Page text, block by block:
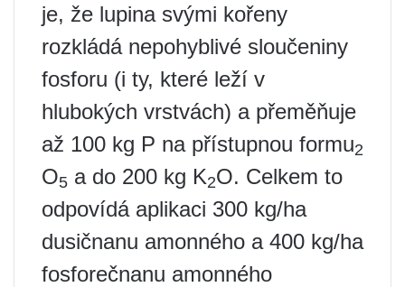
je, že lupina svými kořeny
rozkládá nepohyblivé sloučeniny
fosforu (i ty, které leží v
hlubokých vrstvách) a přeměňuje
až 100 kg P na přístupnou formu2
O5 a do 200 kg K2O. Celkem to
odpovídá aplikaci 300 kg/ha
dusičnanu amonného a 400 kg/ha
fosforečnanu amonného